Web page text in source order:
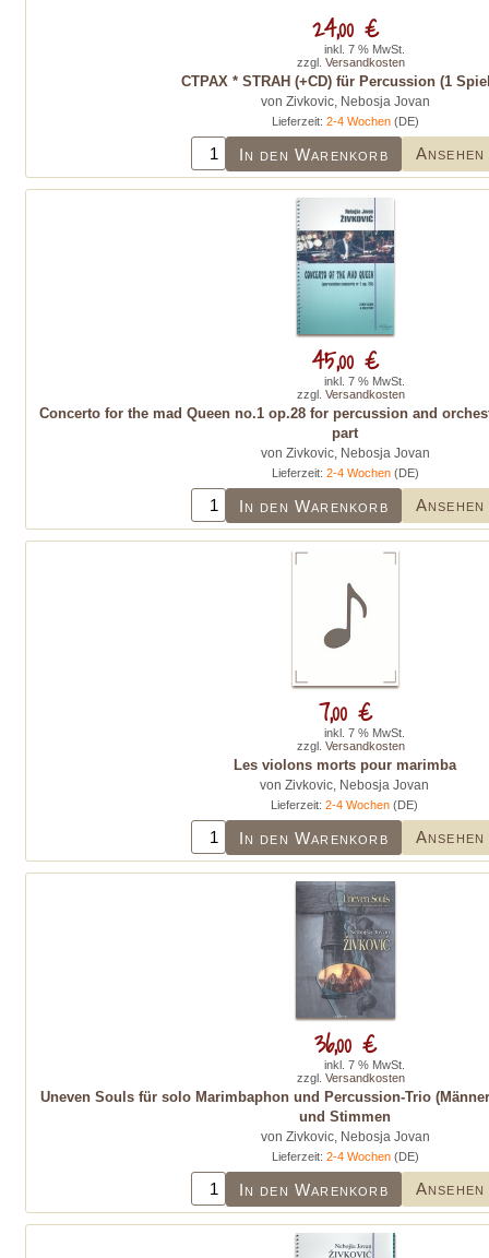
CTPAX * STRAH (+CD) für Percussion (1
von Zivkovic, Nebosja Jovan
Lieferzeit: 2-4 Wochen(DE)
In den Warenkorb Ansehen
24,00 €
inkl. 7 % MwSt.
zzgl. Versandkosten
Concerto for the mad Queen no.1 op.28 for percussion and
part
von Zivkovic, Nebosja Jovan
Lieferzeit: 2-4 Wochen(DE)
In den Warenkorb Ansehen
45,00 €
inkl. 7 % MwSt.
zzgl. Versandkosten
Les violons morts pour marimba
von Zivkovic, Nebosja Jovan
Lieferzeit:2-4 Wochen (DE)
In den Warenkorb Ansehen
7,00 €
inkl. 7 % MwSt.
zzgl. Versandkosten
Uneven Souls für solo Marimbaphon und Percussion-Trio
und Stimmen
von Zivkovic, Nebosja Jovan
Lieferzeit: 2-4 Wochen(DE)
In den Warenkorb Ansehen
36,00 €
inkl. 7 % MwSt.
zzgl. Versandkosten